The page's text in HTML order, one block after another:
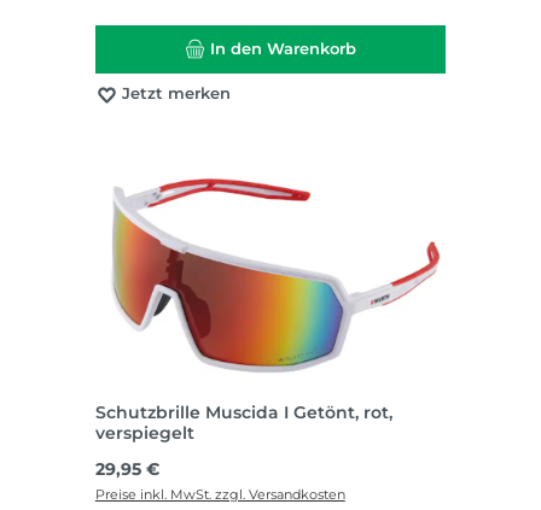
In den Warenkorb
Jetzt merken
Schutzbrille Muscida I Getönt, rot,
verspiegelt
Regulärer Preis:
29,95 €
Preise inkl. MwSt. zzgl. Versandkosten